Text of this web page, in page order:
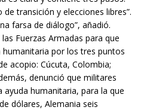
transición y elecciones libres”.
farsa de diálogo”, añadió.
Fuerzas Armadas para que
por los tres puntos
acopio: Cúcuta, Colombia;
denunció que militares
humanitaria, para la que
dólares, Alemania seis